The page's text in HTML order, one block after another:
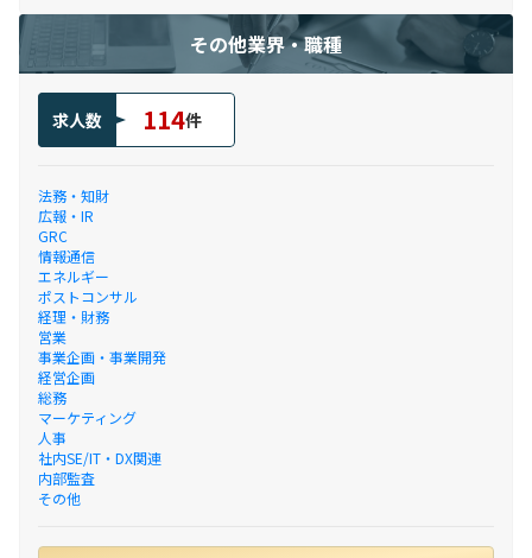
その他業界・職種
求人数 114件
法務・知財
広報・IR
GRC
情報通信
エネルギー
ポストコンサル
経理・財務
営業
事業企画・事業開発
経営企画
総務
マーケティング
人事
社内SE/IT・DX関連
内部監査
その他